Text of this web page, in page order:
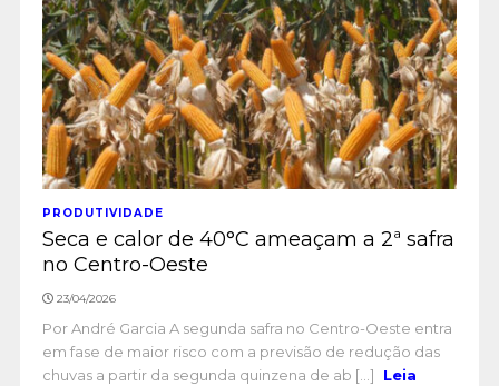
PRODUTIVIDADE
Seca e calor de 40°C ameaçam a 2ª safra
no Centro-Oeste
23/04/2026
Por André Garcia A segunda safra no Centro-Oeste entra
em fase de maior risco com a previsão de redução das
chuvas a partir da segunda quinzena de ab [...]
Leia